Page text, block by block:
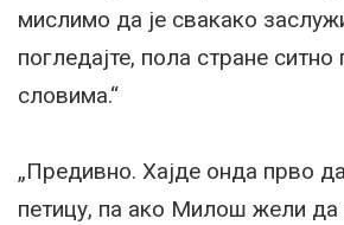
мислимо да је свакако
погледајте, пола стране ситно
словима.“
„Предивно. Хајде онда прво
петицу, па ако Милош жели да